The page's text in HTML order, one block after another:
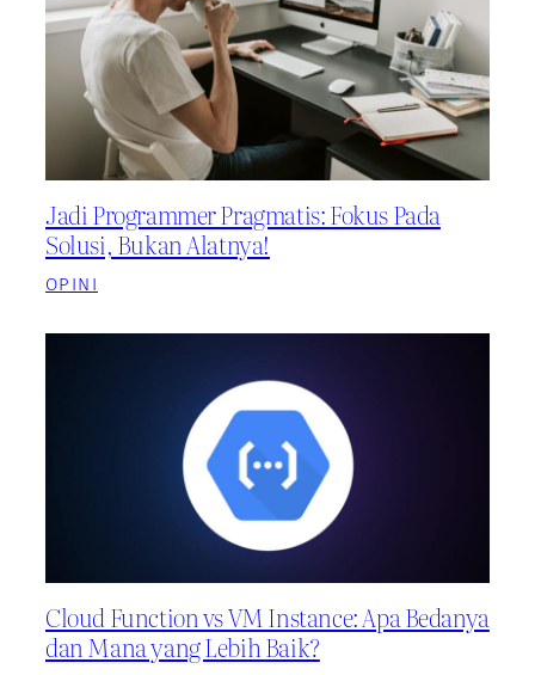
Jadi Programmer Pragmatis: Fokus Pada
Solusi, Bukan Alatnya!
OPINI
Cloud Function vs VM Instance: Apa Bedanya
dan Mana yang Lebih Baik?